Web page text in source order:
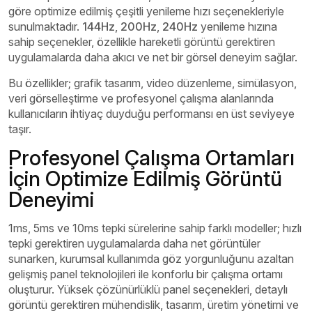
göre optimize edilmiş çeşitli yenileme hızı seçenekleriyle
sunulmaktadır. 144Hz, 200Hz, 240Hz yenileme hızına
sahip seçenekler, özellikle hareketli görüntü gerektiren
uygulamalarda daha akıcı ve net bir görsel deneyim sağlar.
Bu özellikler; grafik tasarım, video düzenleme, simülasyon,
veri görselleştirme ve profesyonel çalışma alanlarında
kullanıcıların ihtiyaç duyduğu performansı en üst seviyeye
taşır.
Profesyonel Çalışma Ortamları
İçin Optimize Edilmiş Görüntü
Deneyimi
1ms, 5ms ve 10ms tepki sürelerine sahip farklı modeller; hızlı
tepki gerektiren uygulamalarda daha net görüntüler
sunarken, kurumsal kullanımda göz yorgunluğunu azaltan
gelişmiş panel teknolojileri ile konforlu bir çalışma ortamı
oluşturur. Yüksek çözünürlüklü panel seçenekleri, detaylı
görüntü gerektiren mühendislik, tasarım, üretim yönetimi ve